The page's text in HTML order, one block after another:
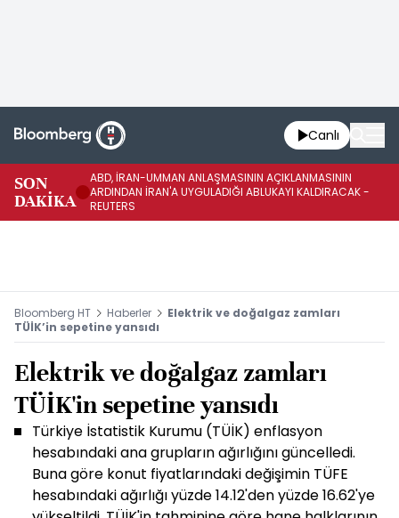
Canlı
SON
DAKİKA
ABD, İRAN-UMMAN ANLAŞMASININ AÇIKLANMASININ
ARDINDAN İRAN'A UYGULADIĞI ABLUKAYI KALDIRACAK -
REUTERS
Bloomberg HT Haberler
Elektrik ve doğalgaz zamları
TÜİK’in sepetine yansıdı
Elektrik ve doğalgaz zamları
TÜİK'in sepetine yansıdı
Türkiye İstatistik Kurumu (TÜİK) enflasyon
hesabındaki ana grupların ağırlığını güncelledi.
Buna göre konut fiyatlarındaki değişimin TÜFE
hesabındaki ağırlığı yüzde 14.12'den yüzde 16.62'ye